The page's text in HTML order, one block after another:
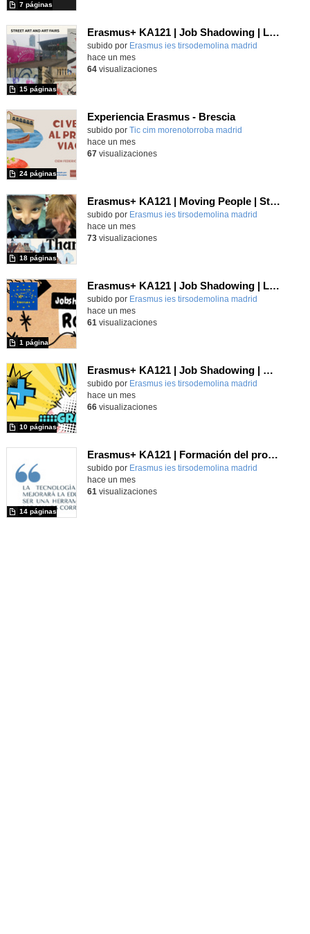
7 páginas
Erasmus+ KA121 | Job Shadowing | Liceo Domenico Berti, Turin 2025
Contenido educativo.
subido por Erasmus ies tirsodemolina madrid
15 páginas
hace un mes
64visualizaciones
Experiencia Erasmus - Brescia
Contenido educativo.
subido por Tic cim morenotorroba madrid
24 páginas
hace un mes
67visualizaciones
Erasmus+ KA121 | Moving People | Student Presentation | Neustadt 2024
Contenido educativo.
subido por Erasmus ies tirsodemolina madrid
18 páginas
hace un mes
73visualizaciones
Erasmus+ KA121 | Job Shadowing | Liceo Vittoria Colonna, Rome 2025 | Poster 1
Contenido educativo.
subido por Erasmus ies tirsodemolina madrid
1 página
hace un mes
61 visualizaciones
Erasmus+ KA121 | Job Shadowing | Cork Educate Together 2025
Contenido educativo.
subido por Erasmus ies tirsodemolina madrid
10 páginas
hace un mes
66visualizaciones
Erasmus+ KA121 | Formación del profesorado | ChatGPT and Basic AI Tools | Split 2024
Contenido educativo.
subido por Erasmus ies tirsodemolina madrid
14 páginas
hace un mes
61 visualizaciones